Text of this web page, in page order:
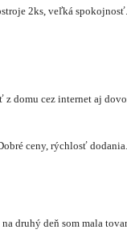
2ks, veľká spokojnosť.
z domu cez internet aj
ceny, rýchlosť
druhý deň som mala